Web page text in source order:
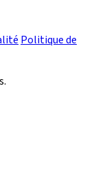
Politique de